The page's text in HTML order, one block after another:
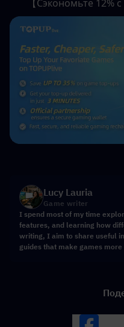
【Сэкономьте 12%
Lucy Lauria
Game writer
I spend most of my time
features, and learning how
writing, I aim to share useful
guides that make games